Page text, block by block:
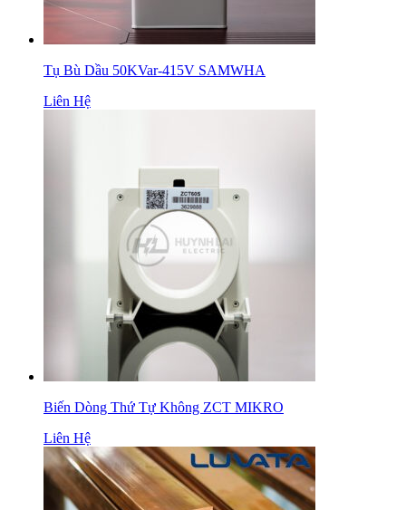
Tụ Bù Dầu 50KVar-415V SAMWHA
Liên Hệ
Biến Dòng Thứ Tự Không ZCT MIKRO
Liên Hệ